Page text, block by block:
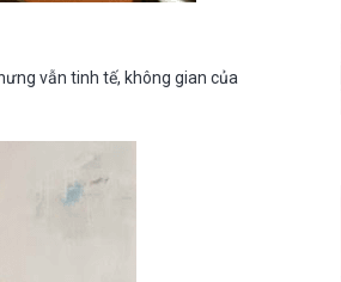
vẫn tinh tế, không gian của